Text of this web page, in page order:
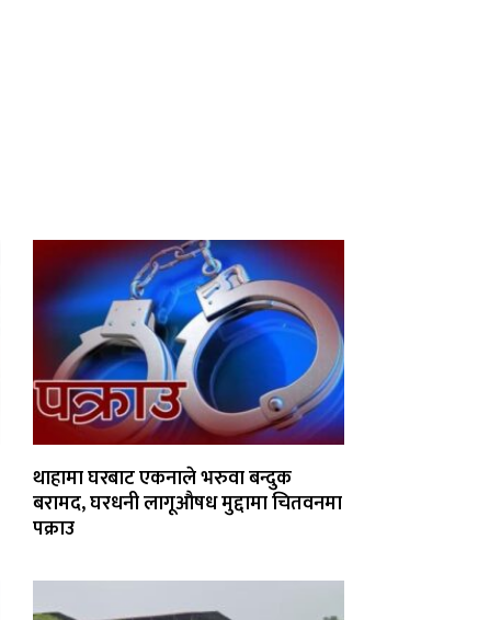
थाहामा घरबाट एकनाले भरुवा बन्दुक
बरामद, घरधनी लागूऔषध मुद्दामा चितवनमा
पक्राउ